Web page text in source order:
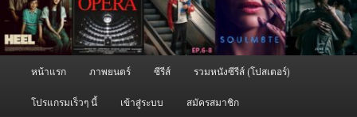
หน้าแรก ภาพยนตร์ ซีรีส์ รวมหนังซีรีส์ (โปสเตอร์)
โปรแกรมเร็วๆ นี้ เข้าสู่ระบบ สมัครสมาชิก